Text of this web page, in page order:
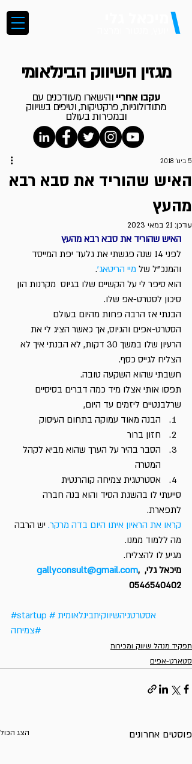
\
מגזין השיווק הבינלאומי
עקבו אחריי והישארו מעודכנים עם
מתודולוגיות, פרקטיקות, וטיפים בשיווק
ובמכירות בעולם
האיש שהוריד את סבא רבא
מהעץ
5 בינו׳ 2018
עודכן: 21 במאי 2023
האיש שהוריד את סבא רבא מהעץ
לפני 14 שנה פגשתי את גלעד יפת המייסד
והמנכ”ל של מיי הריטאג’.
הוא סיפר לי על הקשיים שלו בגיוס  מקרנות הון
סיכון לסטרט-אפ שלו.
הבנתי אז הרבה פחות מהיום בעולם
הסטרט-אפים והגיוס, אך כאשר הציג לי את
הרעיון שלו במשך 30 דקות, לא הבנתי איך לא
הצליח לגייס כסף.
חשבתי שהוא השקעה טובה.
תפסו אותי אצלו מיד כמה דברים בסיסיים
שרלבנטיים ליזמים עד היום,
הבנה מאוד עמוקה בתחום העיסוק
חזון ברור
הסבר בהיר על הערך שהוא מביא לקהל
המטרה
אסטרטגית צמיחה קוהרנטית
סייעתי לו בהשגת הסיד והוא בנה חברה
לתפארת.
קראו את הראיון איתו היום בדה מרקר. יש הרבה
מה ללמוד ממנו.
מגיע לו להצליח.
מיכאל גלי, gallyconsult@gmail.com,
0546540402
#startup
#אסטרטגיהשיווקיתבינלאומית
#צמיחה
תפקיד מנהל שיווק ומכירות
סטארט-אפים
פוסטים אחרונים הצג הכול